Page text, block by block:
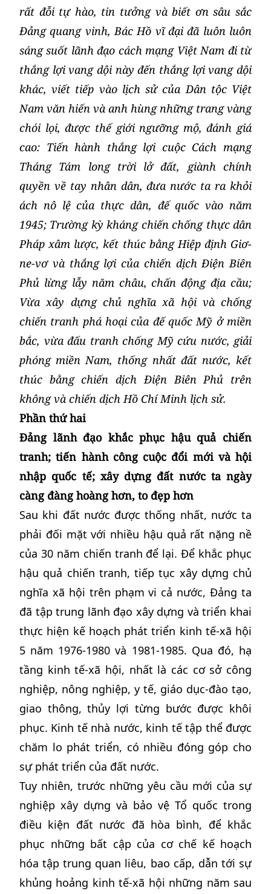
rất đỗi tự hào, tin tưởng và biết ơn sâu sắc
Đảng quang vinh, Bác Hồ vĩ đại đã luôn luôn
sáng suốt lãnh đạo cách mạng Việt Nam đi từ
thắng lợi vang dội này đến thắng lợi vang dội
khác, viết tiếp vào lịch sử của Dân tộc Việt
Nam văn hiến và anh hùng những trang vàng
chói lọi, được thế giới ngưỡng mộ, đánh giá
cao: Tiến hành thắng lợi cuộc Cách mạng
Tháng Tám long trời lở đất, giành chính
quyền về tay nhân dân, đưa nước ta ra khỏi
ách nô lệ của thực dân, đế quốc vào năm
1945; Trường kỳ kháng chiến chống thực dân
Pháp xâm lược, kết thúc bằng Hiệp định Giơ-
ne-vơ và thắng lợi của chiến dịch Điện Biên
Phủ lừng lẫy năm châu, chấn động địa cầu;
Vừa xây dựng chủ nghĩa xã hội và chống
chiến tranh phá hoại của đế quốc Mỹ ở miền
bắc, vừa đấu tranh chống Mỹ cứu nước, giải
phóng miền Nam, thống nhất đất nước, kết
thúc bằng chiến dịch Điện Biên Phủ trên
không và chiến dịch Hồ Chí Minh lịch sử.
Phần thứ hai
Đảng lãnh đạo khắc phục hậu quả chiến
tranh; tiến hành công cuộc đổi mới và hội
nhập quốc tế; xây dựng đất nước ta ngày
càng đàng hoàng hơn, to đẹp hơn
Sau khi đất nước được thống nhất, nước ta
phải đối mặt với nhiều hậu quả rất nặng nề
của 30 năm chiến tranh để lại. Để khắc phục
hậu quả chiến tranh, tiếp tục xây dựng chủ
nghĩa xã hội trên phạm vi cả nước, Đảng ta
đã tập trung lãnh đạo xây dựng và triển khai
thực hiện kế hoạch phát triển kinh tế-xã hội
5 năm 1976-1980 và 1981-1985. Qua đó, hạ
tầng kinh tế-xã hội, nhất là các cơ sở công
nghiệp, nông nghiệp, y tế, giáo dục-đào tạo,
giao thông, thủy lợi từng bước được khôi
phục. Kinh tế nhà nước, kinh tế tập thể được
chăm lo phát triển, có nhiều đóng góp cho
sự phát triển của đất nước.
Tuy nhiên, trước những yêu cầu mới của sự
nghiệp xây dựng và bảo vệ Tổ quốc trong
điều kiện đất nước đã hòa bình, để khắc
phục những bất cập của cơ chế kế hoạch
hóa tập trung quan liêu, bao cấp, dẫn tới sự
khủng hoảng kinh tế-xã hội những năm sau